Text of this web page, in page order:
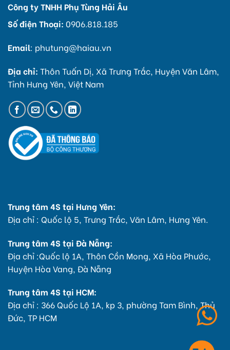
Công ty TNHH Phụ Tùng Hải Âu
Số điện Thoại: 0906.818.185
Email: phutung@haiau.vn
Địa chỉ: Thôn Tuấn Dị, Xã Trưng Trắc, Huyện Văn Lâm,
Tỉnh Hưng Yên, Việt Nam
Trung tâm 4S tại Hưng Yên:
Địa chỉ : Quốc lộ 5, Trưng Trắc, Văn Lâm, Hưng Yên.
Trung tâm 4S tại Đà Nẵng:
Địa chỉ :Quốc lộ 1A, Thôn Cồn Mong, Xã Hòa Phước,
Huyện Hòa Vang, Đà Nẵng
Trung tâm 4S tại HCM:
Địa chỉ : 366 Quốc Lộ 1A, kp 3, phường Tam Bình, Thủ
Đức, TP HCM